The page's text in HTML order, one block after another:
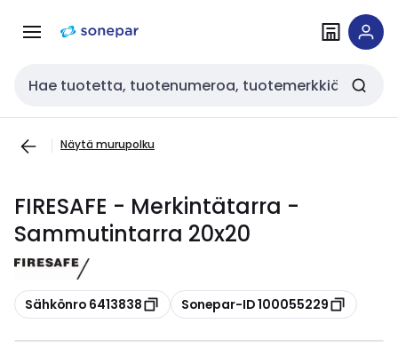
navigointiinsisältöön
Haku
Näytä murupolku
FIRESAFE - Merkintätarra -
Sammutintarra 20x20
Kopioi
Sähkönro 6413838 Kopioi
Sonepar-ID 100055229